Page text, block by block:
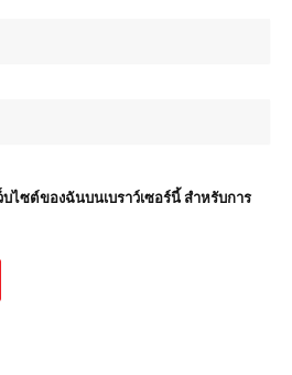
ไซต์ของฉันบนเบราว์เซอร์นี้ สำหรับการ